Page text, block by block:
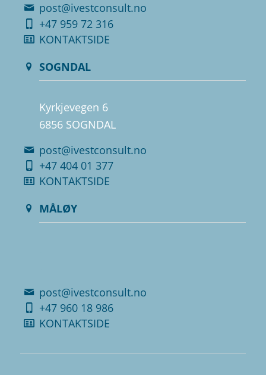
post@ivestconsult.no
+47 959 72 316
KONTAKTSIDE
SOGNDAL
Kyrkjevegen 6
6856 SOGNDAL
post@ivestconsult.no
+47 404 01 377
KONTAKTSIDE
MÅLØY
post@ivestconsult.no
+47 960 18 986
KONTAKTSIDE